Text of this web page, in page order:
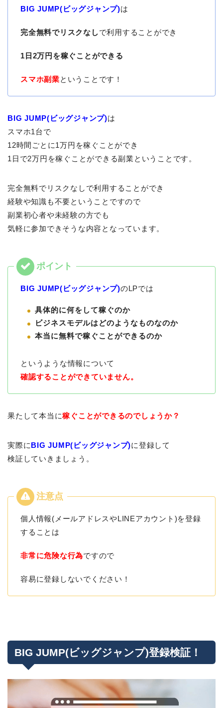
BIG JUMP(ビッグジャンプ)は
完全無料でリスクなしで利用することができ
1日2万円を稼ぐことができる
スマホ副業ということです！
BIG JUMP(ビッグジャンプ)は
スマホ1台で
12時間ごとに1万円を稼ぐことができ
1日で2万円を稼ぐことができる副業ということです。
完全無料でリスクなしで利用することができ
経験や知識も不要ということですので
副業初心者や未経験の方でも
気軽に参加できそうな内容となっています。
BIG JUMP(ビッグジャンプ)のLPでは
具体的に何をして稼ぐのか
ビジネスモデルはどのようなものなのか
本当に無料で稼ぐことができるのか
というような情報について
確認することができていません。
果たして本当に稼ぐことができるのでしょうか？
実際にBIG JUMP(ビッグジャンプ)に登録して
検証していきましょう。
個人情報(メールアドレスやLINEアカウント)を登録
することは
非常に危険な行為ですので
容易に登録しないでください！
BIG JUMP(ビッグジャンプ)登録検証！